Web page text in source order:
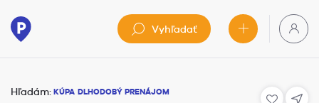
Vyhľadať
Hľadám: KÚPA DLHODOBÝ PRENÁJOM